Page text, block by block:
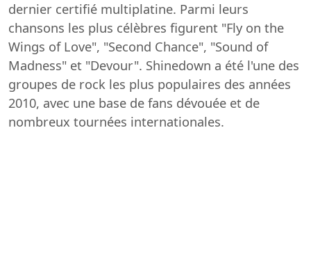
dernier certifié multiplatine. Parmi leurs
chansons les plus célèbres figurent "Fly on the
Wings of Love", "Second Chance", "Sound of
Madness" et "Devour". Shinedown a été l'une des
groupes de rock les plus populaires des années
2010, avec une base de fans dévouée et de
nombreux tournées internationales.